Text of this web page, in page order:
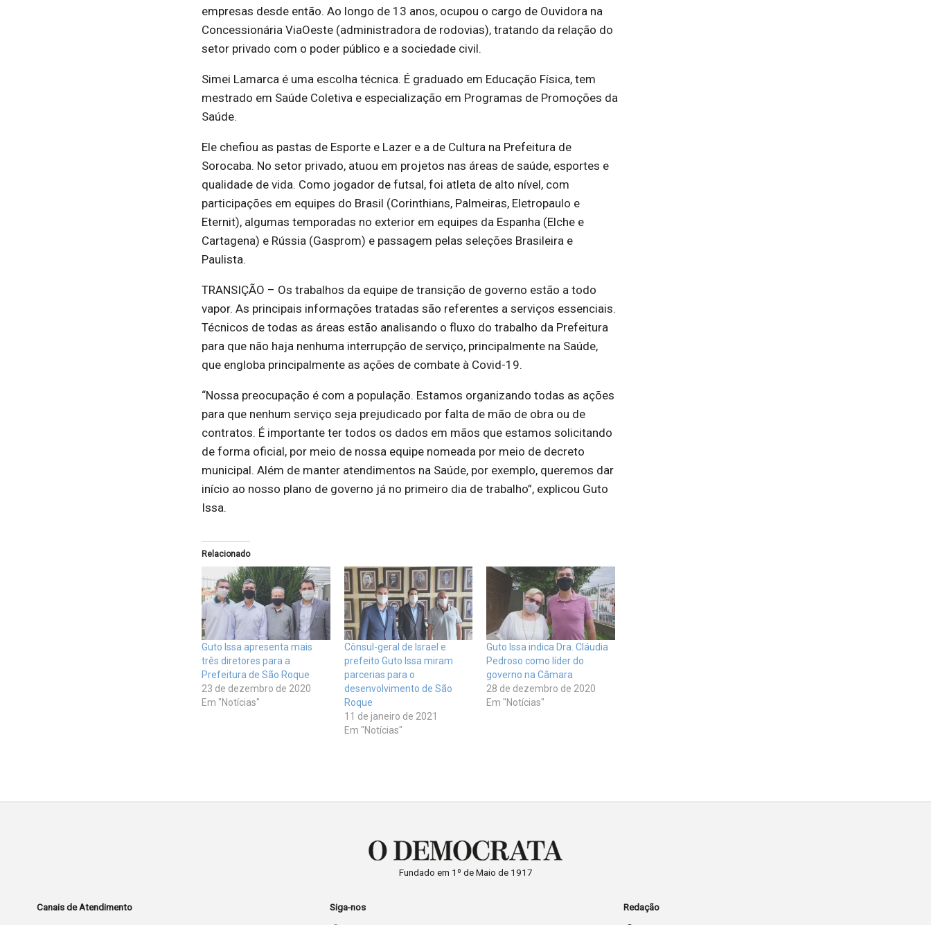
empresas desde então. Ao longo de 13 anos, ocupou o cargo de Ouvidora na
Concessionária ViaOeste (administradora de rodovias), tratando da relação do
setor privado com o poder público e a sociedade civil.
Simei Lamarca é uma escolha técnica. É graduado em Educação Física, tem
mestrado em Saúde Coletiva e especialização em Programas de Promoções da
Saúde.
Ele chefiou as pastas de Esporte e Lazer e a de Cultura na Prefeitura de
Sorocaba. No setor privado, atuou em projetos nas áreas de saúde, esportes e
qualidade de vida. Como jogador de futsal, foi atleta de alto nível, com
participações em equipes do Brasil (Corinthians, Palmeiras, Eletropaulo e
Eternit), algumas temporadas no exterior em equipes da Espanha (Elche e
Cartagena) e Rússia (Gasprom) e passagem pelas seleções Brasileira e
Paulista.
TRANSIÇÃO – Os trabalhos da equipe de transição de governo estão a todo
vapor. As principais informações tratadas são referentes a serviços essenciais.
Técnicos de todas as áreas estão analisando o fluxo do trabalho da Prefeitura
para que não haja nenhuma interrupção de serviço, principalmente na Saúde,
que engloba principalmente as ações de combate à Covid-19.
“Nossa preocupação é com a população. Estamos organizando todas as ações
para que nenhum serviço seja prejudicado por falta de mão de obra ou de
contratos. É importante ter todos os dados em mãos que estamos solicitando
de forma oficial, por meio de nossa equipe nomeada por meio de decreto
municipal. Além de manter atendimentos na Saúde, por exemplo, queremos dar
início ao nosso plano de governo já no primeiro dia de trabalho”, explicou Guto
Issa.
Relacionado
Guto Issa apresenta mais
três diretores para a
Prefeitura de São Roque
23 de dezembro de 2020
Em "Notícias"
Cônsul-geral de Israel e
prefeito Guto Issa miram
parcerias para o
desenvolvimento de São
Roque
11 de janeiro de 2021
Em "Notícias"
Guto Issa indica Dra. Cláudia
Pedroso como líder do
governo na Câmara
28 de dezembro de 2020
Em "Notícias"
Fundado em 1º de Maio de 1917
Canais de Atendimento Siga-nos Redação